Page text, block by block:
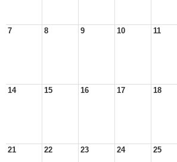
7 8 9 10 11
14 15 16 17 18
21 22 23 24 25